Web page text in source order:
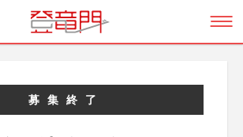
募集終了